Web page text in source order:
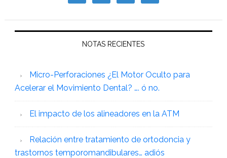
NOTAS RECIENTES
Micro-Perforaciones ¿El Motor Oculto para
Acelerar el Movimiento Dental? …. ó no.
El impacto de los alineadores en la ATM
Relación entre tratamiento de ortodoncia y
trastornos temporomandibulares… adiós